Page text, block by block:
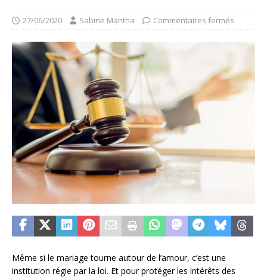
27/06/2020 Sabine Mantha Commentaires fermés
Même si le mariage tourne autour de l’amour, c’est une
institution régie par la loi. Et pour protéger les intérêts des